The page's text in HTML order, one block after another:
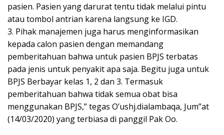
pasien. Pasien yang darurat tentu tidak melalui pintu
atau tombol antrian karena langsung ke IGD.
3. Pihak manajemen juga harus menginformasikan
kepada calon pasien dengan memandang
pemberitahuan bahwa untuk pasien BPJS terbatas
pada jenis untuk penyakit apa saja. Begitu juga untuk
BPJS Berbayar kelas 1, 2 dan 3. Termasuk
pemberitahuan bahwa tidak semua obat bisa
menggunakan BPJS,” tegas O’ushj.dialambaqa, Jum”at
(14/03/2020) yang terbiasa di panggil Pak Oo.